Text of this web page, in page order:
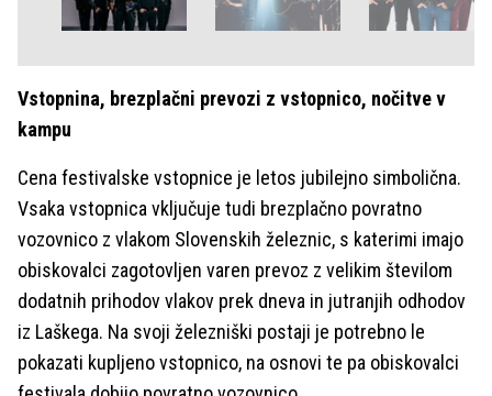
Vstopnina, brezplačni prevozi z vstopnico, nočitve v
kampu
Cena festivalske vstopnice je letos jubilejno simbolična.
Vsaka vstopnica vključuje tudi brezplačno povratno
vozovnico z vlakom Slovenskih železnic, s katerimi imajo
obiskovalci zagotovljen varen prevoz z velikim številom
dodatnih prihodov vlakov prek dneva in jutranjih odhodov
iz Laškega. Na svoji železniški postaji je potrebno le
pokazati kupljeno vstopnico, na osnovi te pa obiskovalci